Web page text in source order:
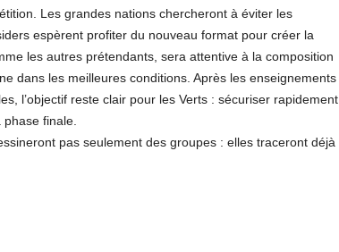
Les grandes nations chercheront à éviter les
espèrent profiter du nouveau format pour créer la
les autres prétendants, sera attentive à la composition
dans les meilleures conditions. Après les enseignements
l’objectif reste clair pour les Verts : sécuriser rapidement
finale.
pas seulement des groupes : elles traceront déjà